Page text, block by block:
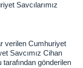
Savcılarımız
verilen Cumhuriyet
Savcımız Cihan
gönderilen